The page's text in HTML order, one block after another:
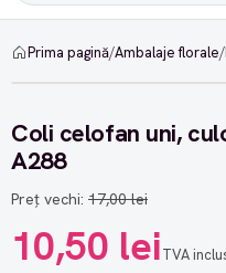
Prima pagină/Ambalaje florale/
-38%
Coli celofan uni,
A288
Preț vechi: 17,00 lei
10,50 leiTVA